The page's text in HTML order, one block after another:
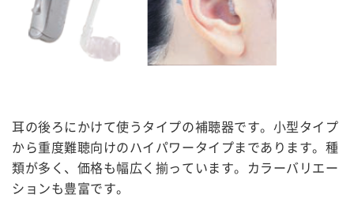
耳の後ろにかけて使うタイプの補聴器です。小型タイプ
から重度難聴向けのハイパワータイプまであります。種
類が多く、価格も幅広く揃っています。カラーバリエー
ションも豊富です。